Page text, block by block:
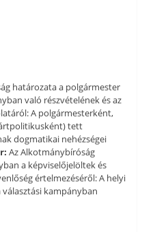
határozata a polgármester
való részvételének és az
A polgármesterként,
tett
dogmatikai nehézségei
Az Alkotmánybíróság
a képviselőjelöltek és
értelmezéséről: A helyi
kampányban